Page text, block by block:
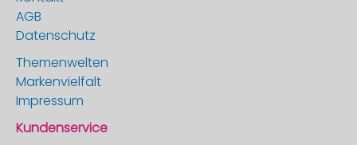
AGB
Datenschutz
Themenwelten
Markenvielfalt
Impressum
Kundenservice